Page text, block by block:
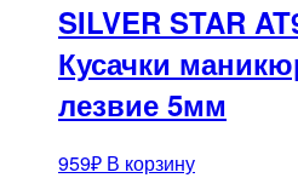
SILVER STAR
Кусачки
лезвие 5мм
959₽ В корзину